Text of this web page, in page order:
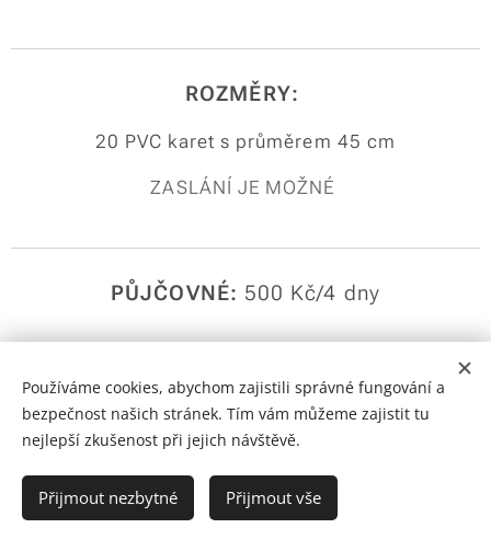
ROZMĚRY:
20 PVC karet s průměrem 45 cm
ZASLÁNÍ JE MOŽNÉ
PŮJČOVNÉ: 500 Kč/4 dny
NEDOSTUPNÉ TERMÍNY:
Používáme cookies, abychom zajistili správné fungování a
bezpečnost našich stránek. Tím vám můžeme zajistit tu
nejlepší zkušenost při jejich návštěvě.
Přijmout nezbytné Přijmout vše